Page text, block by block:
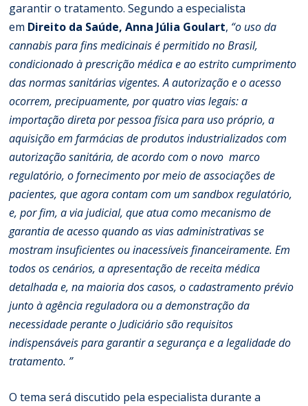
garantir o tratamento. Segundo a especialista
em Direito da Saúde, Anna Júlia Goulart, “o uso da
cannabis para fins medicinais é permitido no Brasil,
condicionado à prescrição médica e ao estrito cumprimento
das normas sanitárias vigentes. A autorização e o acesso
ocorrem, precipuamente, por quatro vias legais: a
importação direta por pessoa física para uso próprio, a
aquisição em farmácias de produtos industrializados com
autorização sanitária, de acordo com o novo marco
regulatório, o fornecimento por meio de associações de
pacientes, que agora contam com um sandbox regulatório,
e, por fim, a via judicial, que atua como mecanismo de
garantia de acesso quando as vias administrativas se
mostram insuficientes ou inacessíveis financeiramente. Em
todos os cenários, a apresentação de receita médica
detalhada e, na maioria dos casos, o cadastramento prévio
junto à agência reguladora ou a demonstração da
necessidade perante o Judiciário são requisitos
indispensáveis para garantir a segurança e a legalidade do
tratamento. ”
O tema será discutido pela especialista durante a